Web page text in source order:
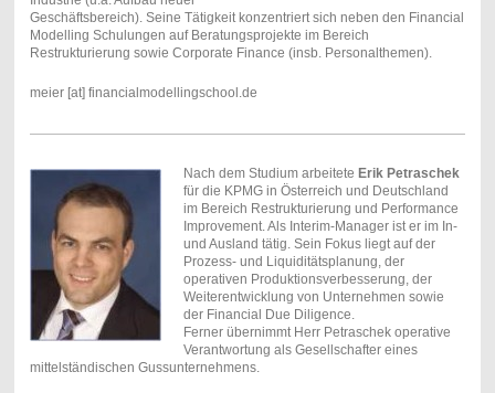
Geschäftsbereich). Seine Tätigkeit konzentriert sich neben den Financial
Modelling Schulungen auf Beratungsprojekte im Bereich
Restrukturierung sowie Corporate Finance (insb. Personalthemen).
meier [at] financialmodellingschool.de
Nach dem Studium arbeitete Erik Petraschek
für die KPMG in Österreich und Deutschland
im Bereich Restrukturierung und Performance
Improvement. Als Interim-Manager ist er im In-
und Ausland tätig. Sein Fokus liegt auf der
Prozess- und Liquiditätsplanung, der
operativen Produktionsverbesserung, der
Weiterentwicklung von Unternehmen sowie
der Financial Due Diligence.
Ferner übernimmt Herr Petraschek operative
Verantwortung als Gesellschafter eines
mittelständischen Gussunternehmens.